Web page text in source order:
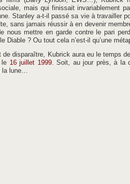
mais qui finissait invariablement
Stanley a-t-il passé sa vie à travailler
sans jamais réussir à en devenir
nous mettre en garde contre le pari
Diable ? Ou tout cela n’est-il qu’une
de disparaître, Kubrick aura eu le temps
le 16 juillet 1999. Soit, au jour près, à la
la lune…